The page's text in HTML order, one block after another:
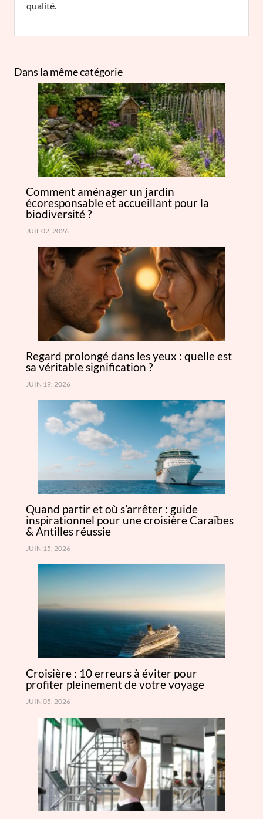
qualité.
Dans la même catégorie
Comment aménager un jardin
écoresponsable et accueillant pour la
biodiversité ?
JUIL 02, 2026
Regard prolongé dans les yeux : quelle est
sa véritable signification ?
JUIN 19, 2026
Quand partir et où s’arrêter : guide
inspirationnel pour une croisière Caraïbes
& Antilles réussie
JUIN 15, 2026
Croisière : 10 erreurs à éviter pour
profiter pleinement de votre voyage
JUIN 05, 2026